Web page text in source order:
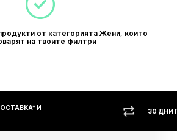
от категорията Жени, които
на твоите филтри
30 ДНИ ПРАВО НА ВРЪЩАНЕ